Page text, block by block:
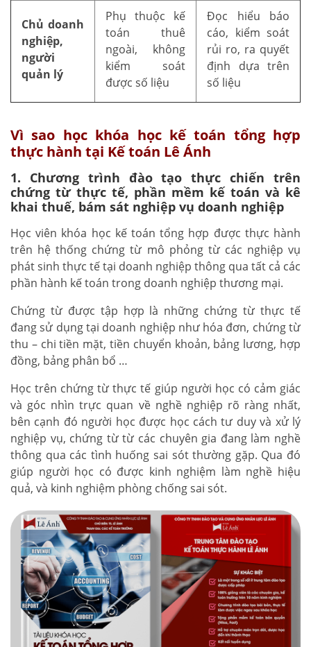
Chủ doanh
nghiệp,
người
quản lý
Phụ thuộc kế
toán thuê
ngoài, không
kiểm soát
được số liệu
Đọc hiểu báo
cáo, kiểm soát
rủi ro, ra quyết
định dựa trên
số liệu
Vì sao học khóa học kế toán tổng hợp
thực hành tại Kế toán Lê Ánh
1. Chương trình đào tạo thực chiến trên
chứng từ thực tế, phần mềm kế toán và kê
khai thuế, bám sát nghiệp vụ doanh nghiệp
Học viên khóa học kế toán tổng hợp được thực hành
trên hệ thống chứng từ mô phỏng từ các nghiệp vụ
phát sinh thực tế tại doanh nghiệp thông qua tất cả các
phần hành kế toán trong doanh nghiệp thương mại.
Chứng từ được tập hợp là những chứng từ thực tế
đang sử dụng tại doanh nghiệp như hóa đơn, chứng từ
thu – chi tiền mặt, tiền chuyển khoản, bảng lương, hợp
đồng, bảng phân bổ …
Học trên chứng từ thực tế giúp người học có cảm giác
và góc nhìn trực quan về nghề nghiệp rõ ràng nhất,
bên cạnh đó người học được học cách tư duy và xử lý
nghiệp vụ, chứng từ từ các chuyên gia đang làm nghề
thông qua các tình huống sai sót thường gặp. Qua đó
giúp người học có được kinh nghiệm làm nghề hiệu
quả, và kinh nghiệm phòng chống sai sót.